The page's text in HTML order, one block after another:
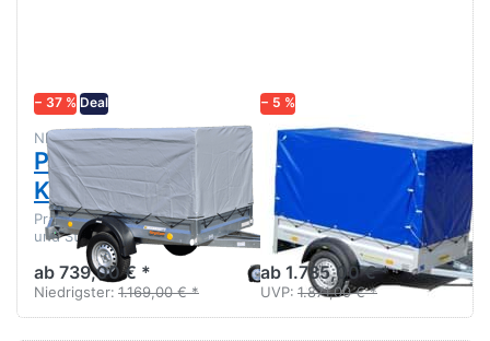
− 37 % Deal
NEPTUN
Praktik 202D
Komfort Kit
Praktik 202D mit Hochplane
und Stützrad - Preishit!
ab 739,00 € *
Niedrigster: 1.169,00 € *
− 5 %
HUMBAUR
HA 752111 mit
Profi-Plane
Aluanhänger mit Hochplane
130 cm Innenhöhe
ab 1.785,00 € *
UVP: 1.871,00 € *